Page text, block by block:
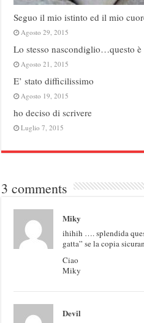
Seguo il mio istinto ed il mio
Agosto 29, 2015
Lo stesso nascondiglio…questo
Agosto 21, 2015
E’ stato difficilissimo
Agosto 19, 2015
ho deciso di scrivere
Luglio 7, 2015
3 comments
Miky
ihihih …. splendida
gatta” se la copia
Ciao
Miky
Devil